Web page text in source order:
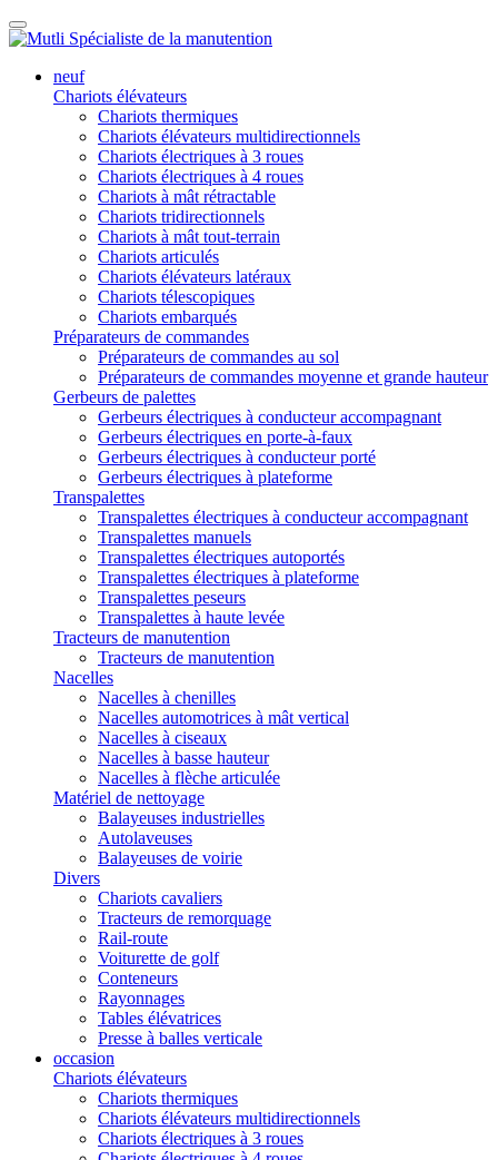
neuf
Chariots élévateurs
Chariots thermiques
Chariots élévateurs multidirectionnels
Chariots électriques à 3 roues
Chariots électriques à 4 roues
Chariots à mât rétractable
Chariots tridirectionnels
Chariots à mât tout-terrain
Chariots articulés
Chariots élévateurs latéraux
Chariots télescopiques
Chariots embarqués
Préparateurs de commandes
Préparateurs de commandes au sol
Préparateurs de commandes moyenne et grande hauteur
Gerbeurs de palettes
Gerbeurs électriques à conducteur accompagnant
Gerbeurs électriques en porte-à-faux
Gerbeurs électriques à conducteur porté
Gerbeurs électriques à plateforme
Transpalettes
Transpalettes électriques à conducteur accompagnant
Transpalettes manuels
Transpalettes électriques autoportés
Transpalettes électriques à plateforme
Transpalettes peseurs
Transpalettes à haute levée
Tracteurs de manutention
Tracteurs de manutention
Nacelles
Nacelles à chenilles
Nacelles automotrices à mât vertical
Nacelles à ciseaux
Nacelles à basse hauteur
Nacelles à flèche articulée
Matériel de nettoyage
Balayeuses industrielles
Autolaveuses
Balayeuses de voirie
Divers
Chariots cavaliers
Tracteurs de remorquage
Rail-route
Voiturette de golf
Conteneurs
Rayonnages
Tables élévatrices
Presse à balles verticale
occasion
Chariots élévateurs
Chariots thermiques
Chariots élévateurs multidirectionnels
Chariots électriques à 3 roues